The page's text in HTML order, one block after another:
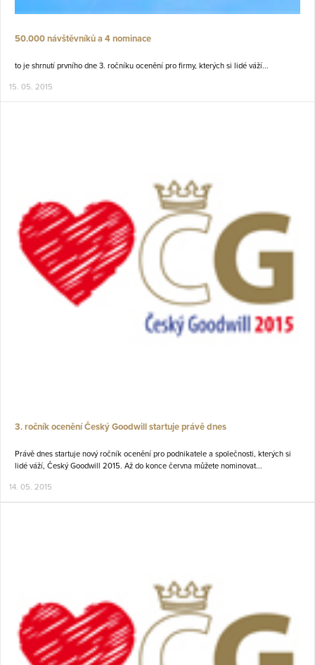
50.000 návštěvníků a 4 nominace
to je shrnutí prvního dne 3. ročníku ocenění pro firmy, kterých si lidé váží...
15. 05. 2015
3. ročník ocenění Český Goodwill startuje právě dnes
Právě dnes startuje nový ročník ocenění pro podnikatele a společnosti, kterých si
lidé váží, Český Goodwill 2015. Až do konce června můžete nominovat...
14. 05. 2015